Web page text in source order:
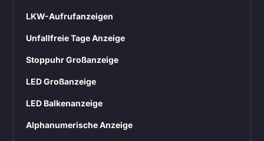
LKW-Aufrufanzeigen
Unfallfreie Tage Anzeige
Stoppuhr Großanzeige
LED Großanzeige
LED Balkenanzeige
Alphanumerische Anzeige